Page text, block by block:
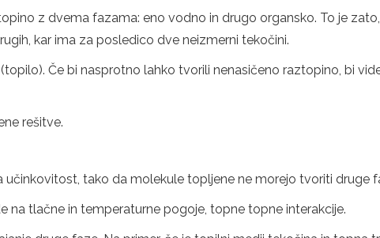
z dvema fazama: eno vodno in drugo organsko. To je zato,
kar ima za posledico dve neizmerni tekočini.
Če bi nasprotno lahko tvorili nenasičeno raztopino, bi
rešitve.
tako da molekule topljene ne morejo tvoriti druge
na tlačne in temperaturne pogoje, topne topne interakcije.